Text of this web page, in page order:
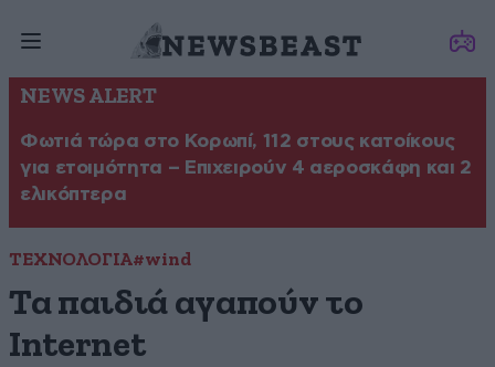
NEWS ALERT
Φωτιά τώρα στο Κορωπί, 112 στους κατοίκους
για ετοιμότητα – Επιχειρούν 4 αεροσκάφη και 2
ελικόπτερα
ΤΕΧΝΟΛΟΓΙΑ#wind
Τα παιδιά αγαπούν το
Internet